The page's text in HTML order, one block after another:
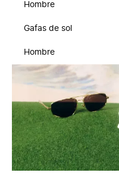
Hombre
Gafas de sol
Hombre